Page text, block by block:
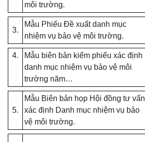
môi trường.
3.
Mẫu Phiếu Đề xuất danh mục
nhiệm vụ bảo vệ môi trường.
4.
Mẫu biên bản kiểm phiếu xác định
danh mục nhiệm vụ bảo vệ môi
trường năm…
5.
Mẫu Biên bản họp Hội đồng tư vấn
xác định Danh mục nhiệm vụ bảo
vệ môi trường.